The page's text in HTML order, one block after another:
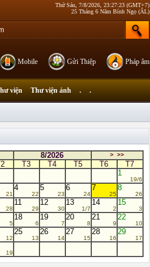
Thứ Sáu, 7/8/2026, 23:27:23 (GMT+7)
25 Tháng 6 Năm Bính Ngọ (ÂL)
Pháp âm
Gửi Thiệp
Mobile
viện Thư viện ảnh . .
8/2026 > >>
T3 T4 T5 T6
T7
1
19/6
21
4
22
5
23
6
24
7
25
8
26
28
11
29
12
30
13
1/7
14
2
15
3
5
18
6
19
7
20
8
21
9
22
10
12
25
13
26
14
27
15
28
16
29
17
19